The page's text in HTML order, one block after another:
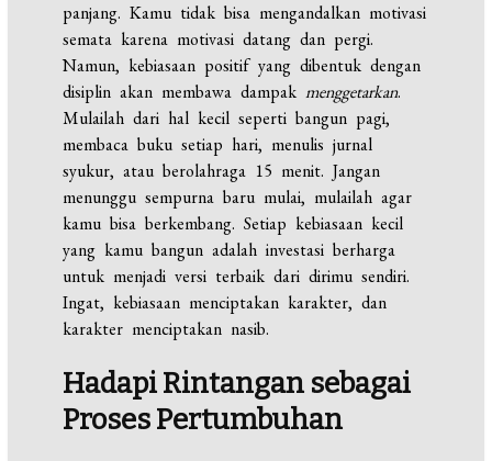
panjang. Kamu tidak bisa mengandalkan motivasi
semata karena motivasi datang dan pergi.
Namun, kebiasaan positif yang dibentuk dengan
disiplin akan membawa dampakmenggetarkan.
Mulailah dari hal kecil seperti bangun pagi,
membaca buku setiap hari, menulis jurnal
syukur, atau berolahraga 15 menit. Jangan
menunggu sempurna baru mulai, mulailah agar
kamu bisa berkembang. Setiap kebiasaan kecil
yang kamu bangun adalah investasi berharga
untuk menjadi versi terbaik dari dirimu sendiri.
Ingat, kebiasaan menciptakan karakter, dan
karakter menciptakan nasib.
Hadapi Rintangan sebagai
Proses Pertumbuhan